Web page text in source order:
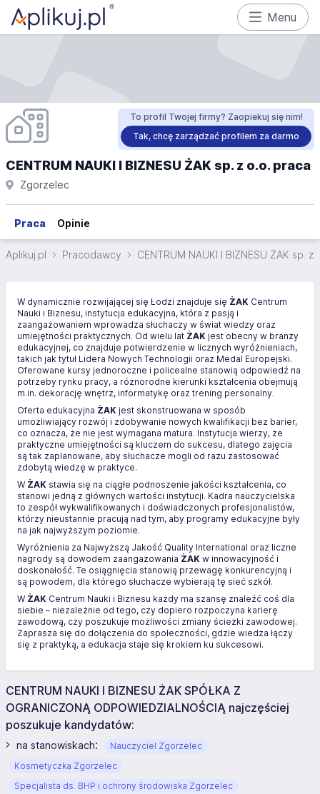
Menu
To profil Twojej firmy? Zaopiekuj się nim!
Tak, chcę zarządzać profilem za darmo
CENTRUM NAUKI I BIZNESU ŻAK sp. z o.o. praca
Zgorzelec
Praca Opinie
Aplikuj.pl Pracodawcy CENTRUM NAUKI I BIZNESU ŻAK sp. z
W dynamicznie rozwijającej się Łodzi znajduje się ŻAK Centrum
Nauki i Biznesu, instytucja edukacyjna, która z pasją i
zaangażowaniem wprowadza słuchaczy w świat wiedzy oraz
umiejętności praktycznych. Od wielu lat ŻAK jest obecny w branży
edukacyjnej, co znajduje potwierdzenie w licznych wyróżnieniach,
takich jak tytuł Lidera Nowych Technologii oraz Medal Europejski.
Oferowane kursy jednoroczne i policealne stanowią odpowiedź na
potrzeby rynku pracy, a różnorodne kierunki kształcenia obejmują
m.in. dekorację wnętrz, informatykę oraz trening personalny.
Oferta edukacyjna ŻAK jest skonstruowana w sposób
umożliwiający rozwój i zdobywanie nowych kwalifikacji bez barier,
co oznacza, że nie jest wymagana matura. Instytucja wierzy, że
praktyczne umiejętności są kluczem do sukcesu, dlatego zajęcia
są tak zaplanowane, aby słuchacze mogli od razu zastosować
zdobytą wiedzę w praktyce.
W ŻAK stawia się na ciągłe podnoszenie jakości kształcenia, co
stanowi jedną z głównych wartości instytucji. Kadra nauczycielska
to zespół wykwalifikowanych i doświadczonych profesjonalistów,
którzy nieustannie pracują nad tym, aby programy edukacyjne były
na jak najwyższym poziomie.
Wyróżnienia za Najwyższą Jakość Quality International oraz liczne
nagrody są dowodem zaangażowania ŻAK w innowacyjność i
doskonałość. Te osiągnięcia stanowią przewagę konkurencyjną i
są powodem, dla którego słuchacze wybierają tę sieć szkół.
W ŻAK Centrum Nauki i Biznesu każdy ma szansę znaleźć coś dla
siebie – niezależnie od tego, czy dopiero rozpoczyna karierę
zawodową, czy poszukuje możliwości zmiany ścieżki zawodowej.
Zaprasza się do dołączenia do społeczności, gdzie wiedza łączy
się z praktyką, a edukacja staje się krokiem ku sukcesowi.
CENTRUM NAUKI I BIZNESU ŻAK SPÓŁKA Z
OGRANICZONĄ ODPOWIEDZIALNOŚCIĄ najczęściej
poszukuje kandydatów:
na stanowiskach:
Nauczyciel Zgorzelec
Kosmetyczka Zgorzelec
Specjalista ds. BHP i ochrony środowiska Zgorzelec